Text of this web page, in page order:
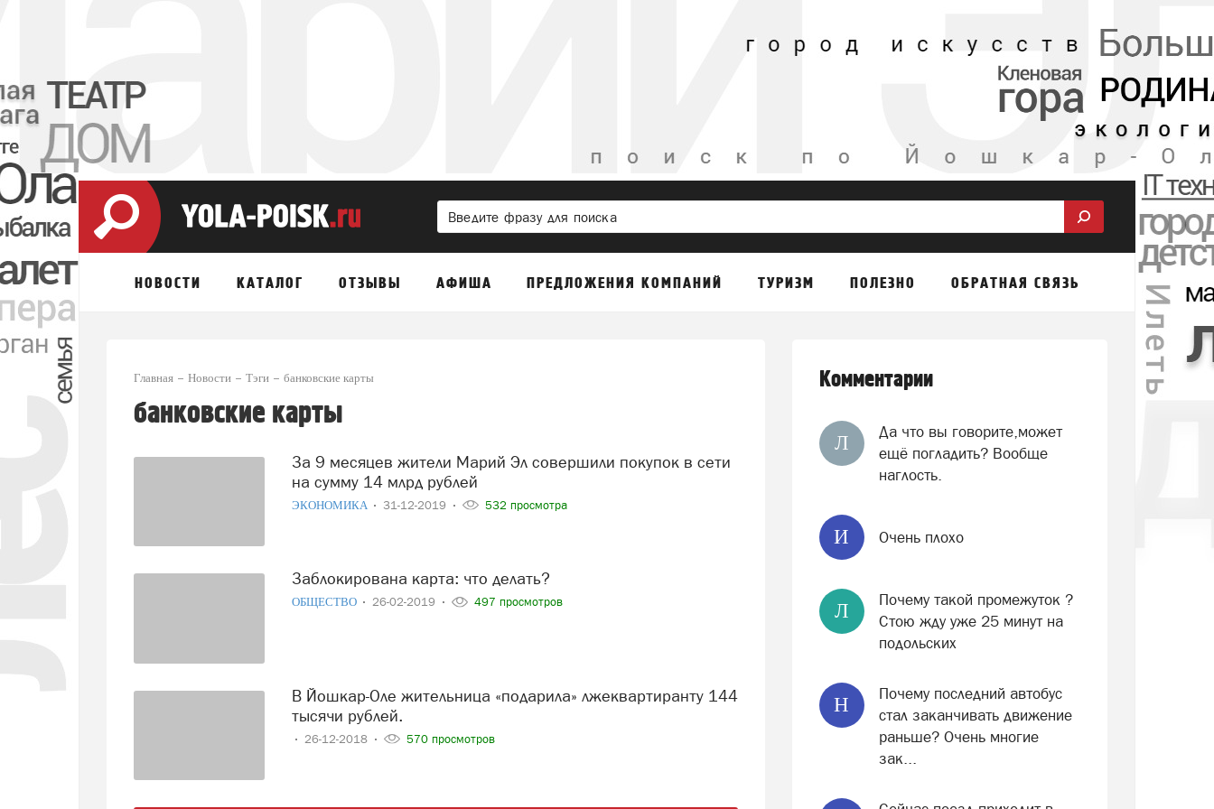
НОВОСТИ КАТАЛОГ ОТЗЫВЫ АФИША ПРЕДЛОЖЕНИЯ КОМПАНИЙ ТУРИЗМ ПОЛЕЗНО ОБРАТНАЯ СВЯЗЬ
Главная Новости Тэги банковские карты
банковские карты
За 9 месяцев жители Марий Эл совершили покупок в сети
на сумму 14 млрд рублей
ЭКОНОМИКА 31-12-2019 532 просмотра
Заблокирована карта: что делать?
ОБЩЕСТВО 26-02-2019 497 просмотров
В Йошкар-Оле жительница «подарила» лжеквартиранту 144
тысячи рублей.
26-12-2018 570 просмотров
Комментарии
Л
Да что вы говорите,может
ещё погладить? Вообще
наглость.
И Очень плохо
Л
Почему такой промежуток ?
Стою жду уже 25 минут на
подольских
Н
Почему последний автобус
стал заканчивать движение
раньше? Очень многие
зак...